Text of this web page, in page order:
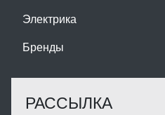
Электрика
Бренды
РАССЫЛКА